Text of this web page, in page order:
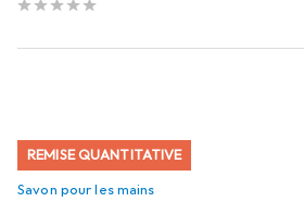
REMISE QUANTITATIVE
Savon pour les mains